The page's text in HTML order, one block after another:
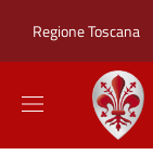
Regione Toscana